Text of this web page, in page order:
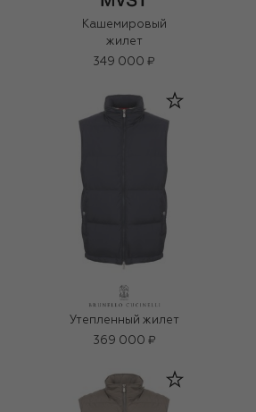
Кашемировый
жилет
349 000 ₽
Утепленный жилет
369 000 ₽